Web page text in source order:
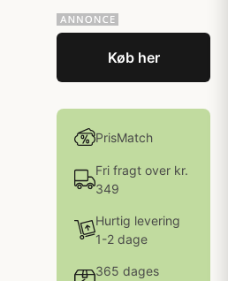
Køb her
PrisMatch
Fri fragt over kr.
349
Hurtig levering
1-2 dage
365 dages